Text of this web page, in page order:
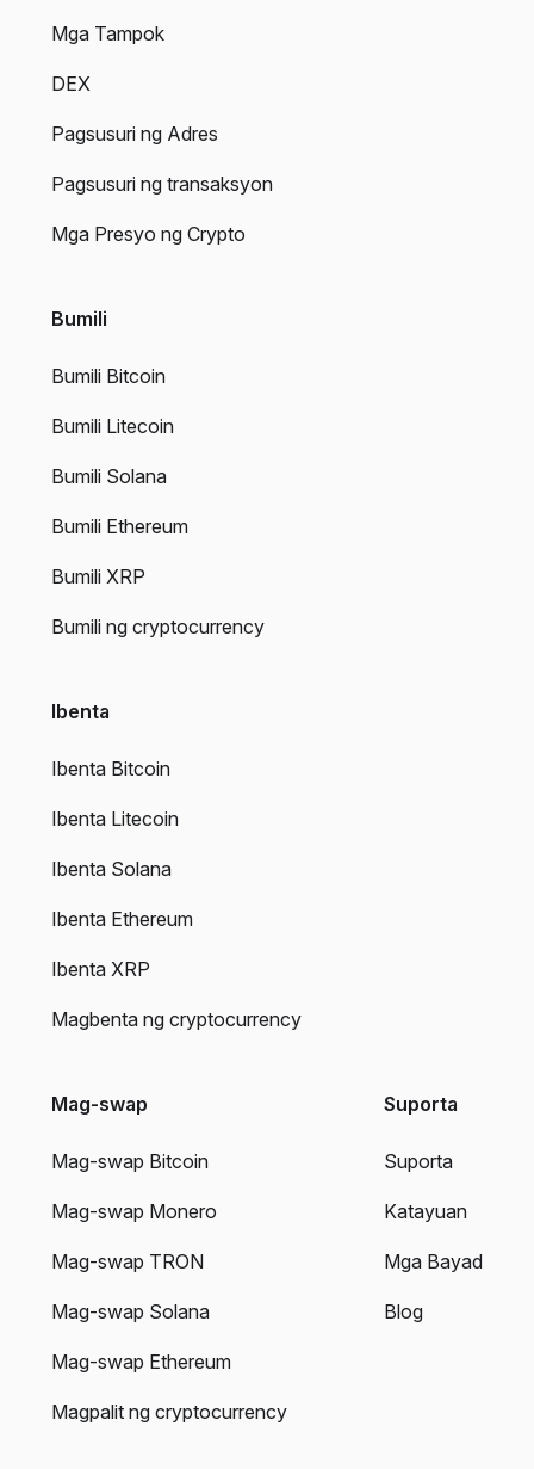
Mga Tampok
DEX
Pagsusuri ng Adres
Pagsusuri ng transaksyon
Mga Presyo ng Crypto
Bumili
Bumili Bitcoin
Bumili Litecoin
Bumili Solana
Bumili Ethereum
Bumili XRP
Bumili ng cryptocurrency
Ibenta
Ibenta Bitcoin
Ibenta Litecoin
Ibenta Solana
Ibenta Ethereum
Ibenta XRP
Magbenta ng cryptocurrency
Mag-swap
Mag-swap Bitcoin
Mag-swap Monero
Mag-swap TRON
Mag-swap Solana
Mag-swap Ethereum
Magpalit ng cryptocurrency
Suporta
Suporta
Katayuan
Mga Bayad
Blog